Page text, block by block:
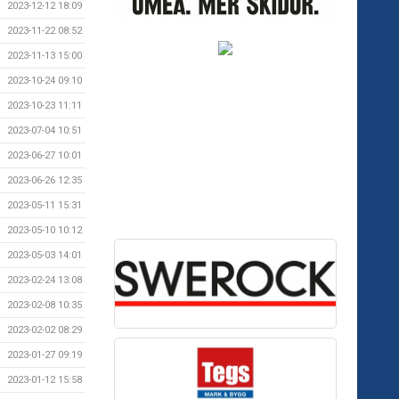
2023-12-12 18:09
2023-11-22 08:52
2023-11-13 15:00
2023-10-24 09:10
2023-10-23 11:11
2023-07-04 10:51
2023-06-27 10:01
2023-06-26 12:35
2023-05-11 15:31
2023-05-10 10:12
2023-05-03 14:01
2023-02-24 13:08
2023-02-08 10:35
2023-02-02 08:29
2023-01-27 09:19
2023-01-12 15:58